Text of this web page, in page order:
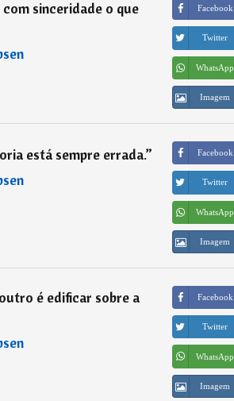
com sinceridade o que
Facebook
Twitter
WhatsApp
Imagem
está sempre errada.”
Facebook
Twitter
WhatsApp
Imagem
é edificar sobre a
Facebook
Twitter
WhatsApp
Imagem